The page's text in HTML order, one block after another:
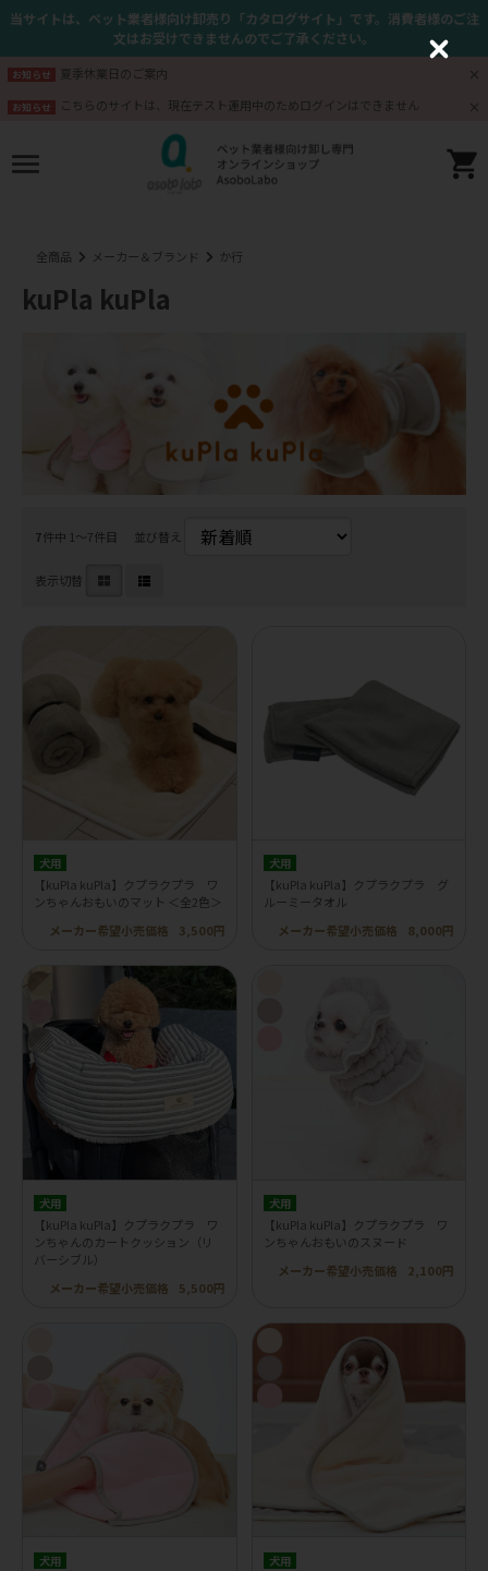
当サイトは、ペット業者様向け卸売り「カタログサイト」です。消費者様のご注
文はお受けできませんのでご了承ください。
お知らせ 夏季休業日のご案内
お知らせ こちらのサイトは、現在テスト運用中のためログインはできません
全商品 メーカー＆ブランド か行
kuPla kuPla
7件中 1〜7件目 並び替え
表示切替
犬用
【kuPla kuPla】クプラクプラ ワ
ンちゃんおもいのマット ＜全2色＞
メーカー希望小売価格
3,500円
犬用
【kuPla kuPla】クプラクプラ グ
ルーミータオル
メーカー希望小売価格
8,000円
犬用
【kuPla kuPla】クプラクプラ ワ
ンちゃんのカートクッション（リ
バーシブル）
メーカー希望小売価格
5,500円
犬用
【kuPla kuPla】クプラクプラ ワ
ンちゃんおもいのスヌード
メーカー希望小売価格
2,100円
犬用 犬用
C